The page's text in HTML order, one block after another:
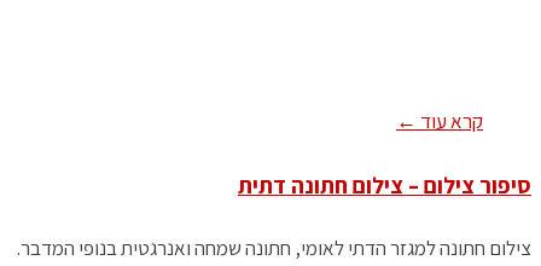
קרא עוד ←
סיפור צילום – צילום חתונה דתית
צילום חתונה למגזר הדתי לאומי, חתונה שמחה ואנרגטית בנופי המדבר.